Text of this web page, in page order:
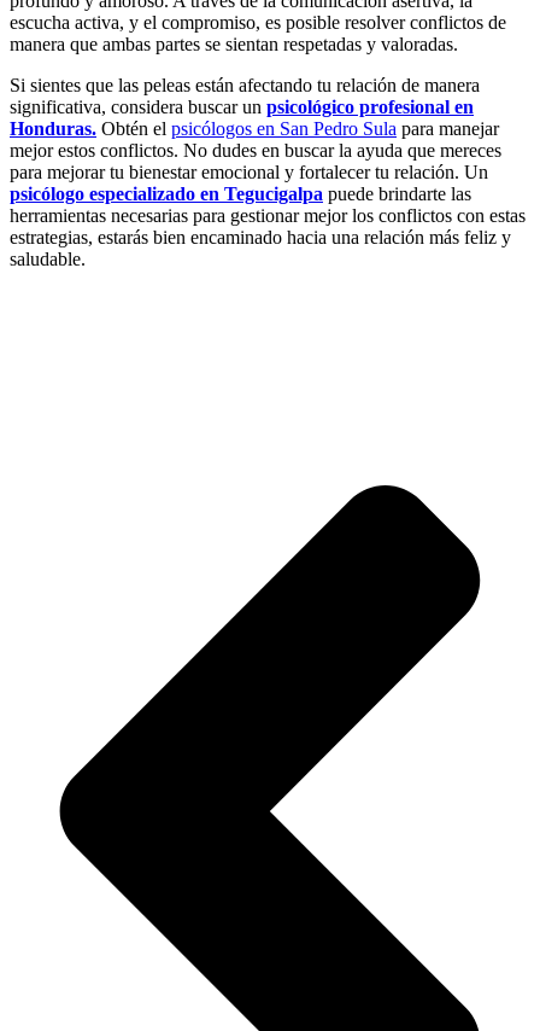
escucha activa, y el compromiso, es posible resolver conflictos de
manera que ambas partes se sientan respetadas y valoradas.
Si sientes que las peleas están afectando tu relación de manera
significativa, considera buscar un psicológico profesional en
Honduras. Obtén el psicólogos en San Pedro Sula para manejar
mejor estos conflictos. No dudes en buscar la ayuda que mereces
para mejorar tu bienestar emocional y fortalecer tu relación. Un
psicólogo especializado en Tegucigalpa puede brindarte las
herramientas necesarias para gestionar mejor los conflictos con estas
estrategias, estarás bien encaminado hacia una relación más feliz y
saludable.